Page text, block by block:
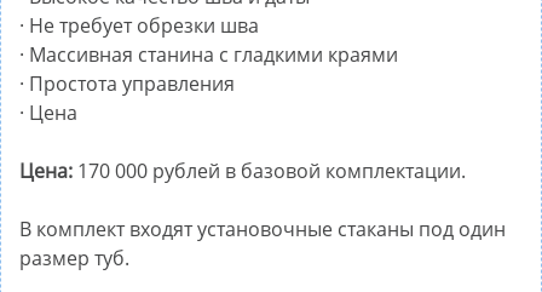
· Не требует обрезки шва
· Массивная станина с гладкими краями
· Простота управления
· Цена
Цена: 170 000 рублей в базовой комплектации.
В комплект входят установочные стаканы под один
размер туб.